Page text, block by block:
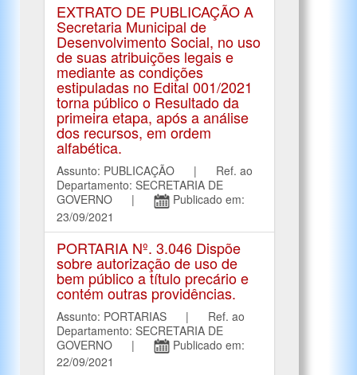
EXTRATO DE PUBLICAÇÃO A
Secretaria Municipal de
Desenvolvimento Social, no uso
de suas atribuições legais e
mediante as condições
estipuladas no Edital 001/2021
torna público o Resultado da
primeira etapa, após a análise
dos recursos, em ordem
alfabética.
Assunto: PUBLICAÇÃO | Ref. ao
Departamento: SECRETARIA DE
GOVERNO |
Publicado em:
23/09/2021
PORTARIA Nº. 3.046 Dispõe
sobre autorização de uso de
bem público a título precário e
contém outras providências.
Assunto: PORTARIAS | Ref. ao
Departamento: SECRETARIA DE
GOVERNO |
Publicado em:
22/09/2021